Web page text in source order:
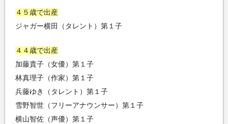
４５歳で出産
ジャガー横田（タレント）第１子
４４歳で出産
加藤貴子（女優）第１子
林真理子（作家）第１子
兵藤ゆき（タレント）第１子
雪野智世（フリーアナウンサー）第１子
横山智佐（声優）第１子